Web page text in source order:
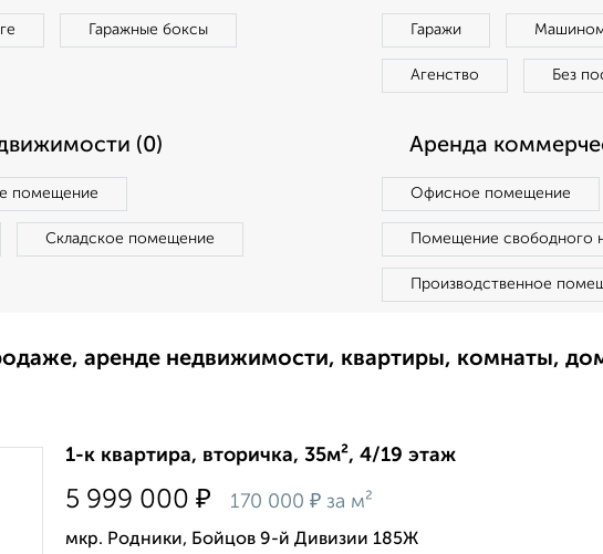
Гаражные боксы Гаражи
Агенство Без
(0)
помещение
Складское помещение
Аренда
Офисное помещение
Помещение свободного
Производственное
аренде недвижимости, квартиры, комнаты,
1-к квартира, вторичка, 35м², 4/19 этаж
5 999 000 ₽ 170 000 ₽ за м²
мкр. Родники, Бойцов 9-й Дивизии 185Ж